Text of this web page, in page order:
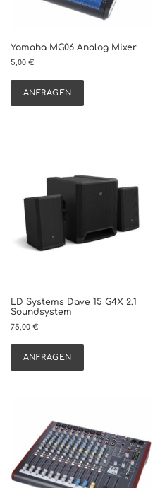
Yamaha MG06 Analog Mixer
5,00 €
ANFRAGEN
LD Systems Dave 15 G4X 2.1
Soundsystem
75,00 €
ANFRAGEN